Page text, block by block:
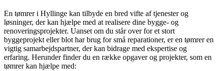
En tømrer i Hyllinge kan tilbyde en bred vifte af tjenester og
løsninger, der kan hjælpe med at realisere dine bygge- og
renoveringsprojekter. Uanset om du står over for et stort
byggeprojekt eller blot har brug for små reparationer, er en tømrer en
vigtig samarbejdspartner, der kan bidrage med ekspertise og
erfaring. Herunder finder du en række opgaver og projekter, som en
tømrer kan hjælpe med: